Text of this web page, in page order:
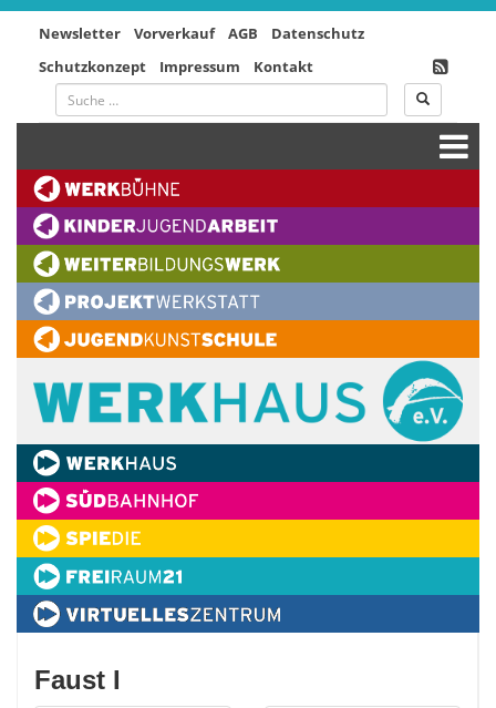
Newsletter Vorverkauf AGB
Datenschutz
Schutzkonzept
Impressum Kontakt
Faust I